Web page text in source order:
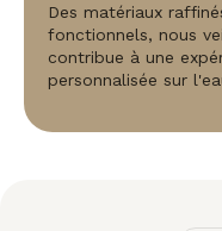
Des matériaux
fonctionnels, nous
contribue à une
personnalisée sur